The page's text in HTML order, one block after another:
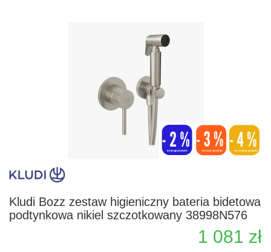
Kludi Bozz zestaw higieniczny bateria bidetowa
podtynkowa nikiel szczotkowany 38998N576
1 081 zł